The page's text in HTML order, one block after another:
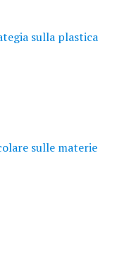
sulla plastica
sulle materie